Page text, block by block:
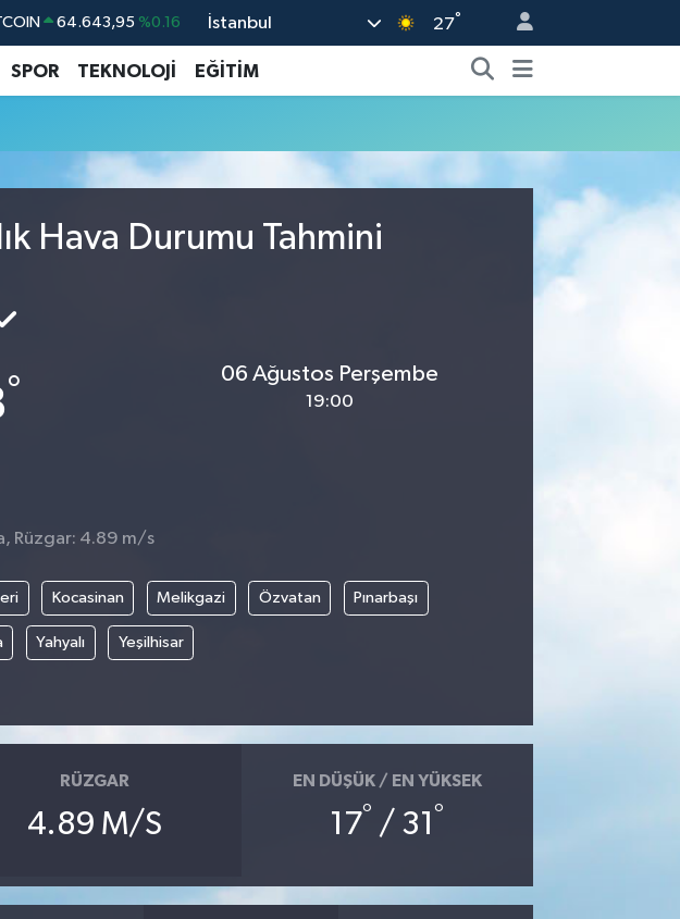
64.643,95 %0.16
DOLAR 47,6006 %0.06
EURO 55,0250 %0.02
%0.32
İstanbul 27°
SPOR TEKNOLOJİ EĞİTİM
Hava Durumu Tahmini
°
06 Ağustos Perşembe
19:00
Rüzgar: 4.89 m/s
Kocasinan Melikgazi Özvatan Pınarbaşı
Yahyalı Yeşilhisar
RÜZGAR
4.89 M/S
EN DÜŞÜK / EN YÜKSEK
17° / 31 °